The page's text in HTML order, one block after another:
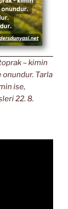
– kimin
onundur. Tarla
ise,
22. 8.